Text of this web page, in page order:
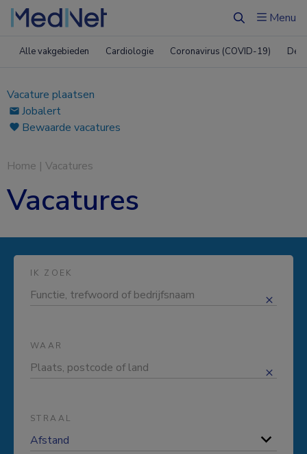
ZoekenMenu
Alle vakgebieden Cardiologie Coronavirus (COVID-19)
Vacature plaatsen
Jobalert
Bewaarde vacatures
Home | Vacatures
Vacatures
IK ZOEK
WAAR
STRAAL